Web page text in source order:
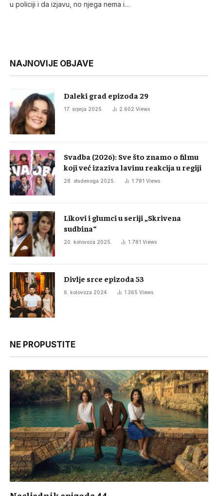
u policiji i da izjavu, no njega nema i…
NAJNOVIJE OBJAVE
Daleki grad epizoda 29
17. srpnja 2025. 2.602 Views
Svadba (2026): Sve što znamo o filmu
koji već izaziva lavinu reakcija u regiji
28. studenoga 2025. 1.781 Views
Likovi i glumci u seriji „Skrivena
sudbina“
20. kolovoza 2025. 1.781 Views
Divlje srce epizoda 53
6. kolovoza 2024. 1.365 Views
NE PROPUSTITE